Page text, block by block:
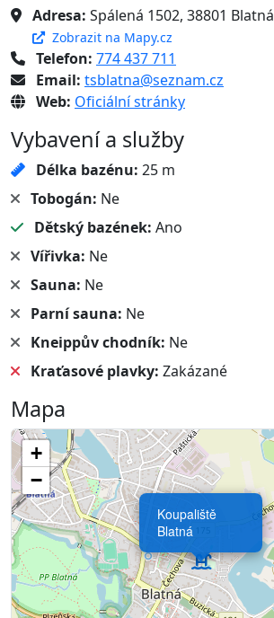
Adresa: Spálená 1502, 38801 Blatná
Zobrazit na Mapy.cz
Telefon: 774 437 711
Email: tsblatna@seznam.cz
Web: Oficiální stránky
Vybavení a služby
Délka bazénu: 25 m
Tobogán: Ne
Dětský bazének: Ano
Vířivka: Ne
Sauna: Ne
Parní sauna: Ne
Kneippův chodník: Ne
Kraťasové plavky: Zakázané
Mapa
Koupaliště
Blatná
+
−